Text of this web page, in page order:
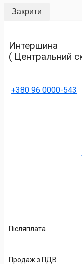
Закрити
Интершина
( Центральний
+380 96 0000-543
Післяплата
Продаж з ПДВ